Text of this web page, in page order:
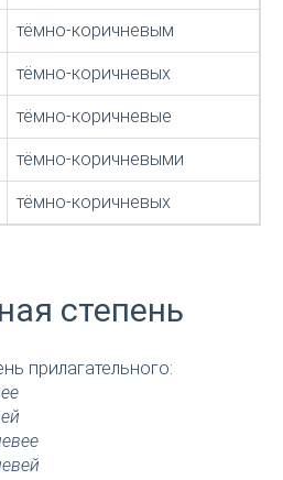
тёмно-коричневым
тёмно-коричневых
тёмно-коричневые
тёмно-коричневыми
тёмно-коричневых
степень
прилагательного: